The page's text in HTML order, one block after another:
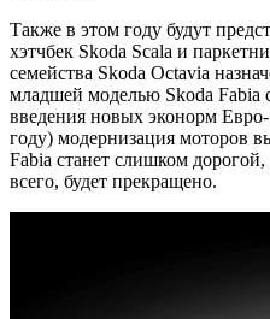
Также в этом году будут
хэтчбек Skoda Scala и
семейства Skoda Octavia
младшей моделью Skoda Fabia
введения новых эконорм
году) модернизация моторов
Fabia станет слишком дорогой,
всего, будет прекращено.